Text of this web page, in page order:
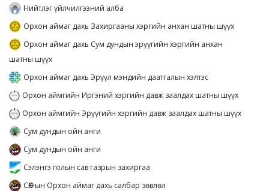
Нийтлэг үйлчилгээний алба
Орхон аймаг дахь Захиргааны хэргийн анхан шатны шүүх
Орхон аймаг дахь Сум дундын эрүүгийн хэргийн анхан
шатны шүүх
Орхон аймаг дахь Эрүүл мэндийн даатгалын хэлтэс
Орхон аймгийн Иргэний хэргийн давж заалдах шатны шүүх
Орхон аймгийн Эрүүгийн хэргийн давж заалдах шатны шүүх
Сум дундын ойн анги
Сум дундын ойн анги
Сэлэнгэ голын сав газрын захиргаа
СӨХ-ын Орхон аймаг дахь салбар зөвлөл